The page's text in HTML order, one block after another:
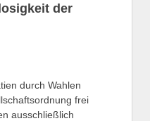
der
durch Wahlen
frei
ausschließlich